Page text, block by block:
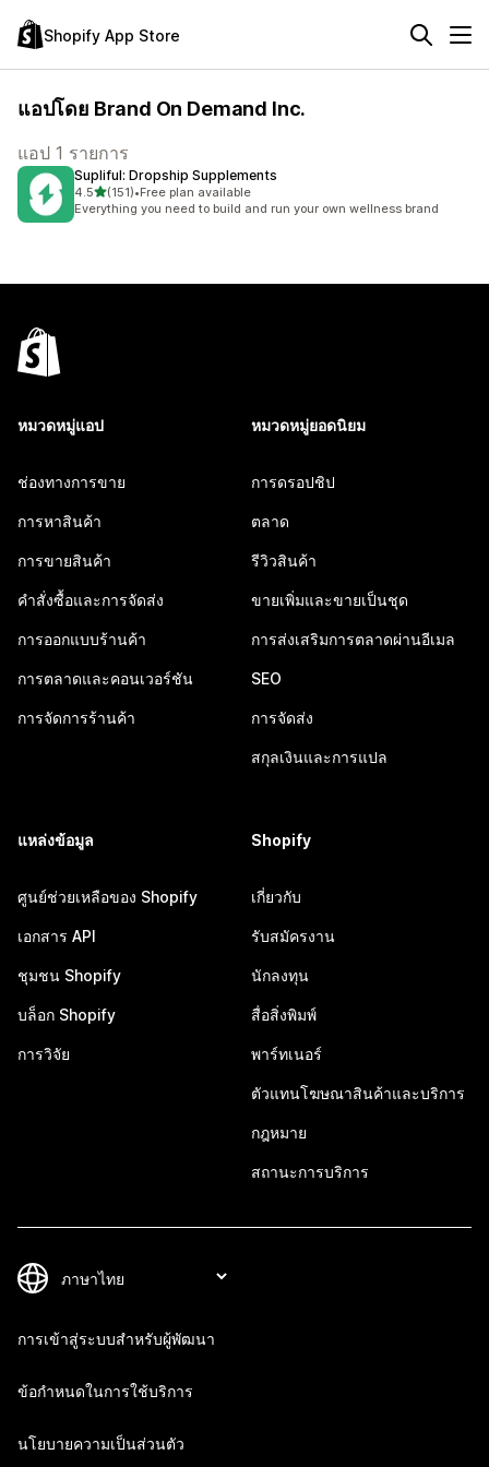
Shopify App Store
แอปโดย Brand On Demand Inc.
แอป 1 รายการ
Supliful: Dropship Supplements
4.5เต็ม 5 ดาว
(151)
ทั้งหมด 151 รีวิว
•Free plan available
Everything you need to build and run your own wellness brand
หมวดหมู่แอป
ช่องทางการขาย
การหาสินค้า
การขายสินค้า
คำสั่งซื้อและการจัดส่ง
การออกแบบร้านค้า
การตลาดและคอนเวอร์ชัน
การจัดการร้านค้า
หมวดหมู่ยอดนิยม
การดรอปชิป
ตลาด
รีวิวสินค้า
ขายเพิ่มและขายเป็นชุด
การส่งเสริมการตลาดผ่านอีเมล
SEO
การจัดส่ง
สกุลเงินและการแปล
แหล่งข้อมูล
ศูนย์ช่วยเหลือของ Shopify
เอกสาร API
ชุมชน Shopify
บล็อก Shopify
การวิจัย
Shopify
เกี่ยวกับ
รับสมัครงาน
นักลงทุน
สื่อสิ่งพิมพ์
พาร์ทเนอร์
ตัวแทนโฆษณาสินค้าและบริการ
กฎหมาย
สถานะการบริการ
การเข้าสู่ระบบสำหรับผู้พัฒนา
ข้อกำหนดในการใช้บริการ
นโยบายความเป็นส่วนตัว